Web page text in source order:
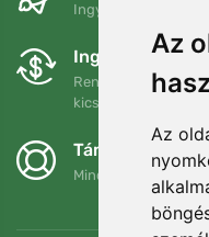
Az
Az
Ingyenes szállítás a
Ingyenes csere
Rendelését 90
kicserélheti.
Támogatjuk a
Minden